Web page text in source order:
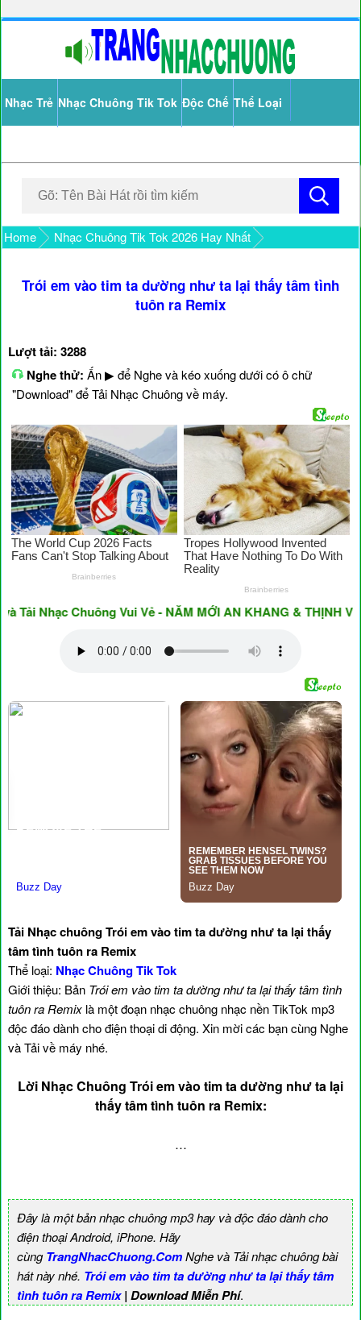
Nhạc Trẻ Nhạc Chuông Tik Tok Độc Chế Thể Loại
Home Nhạc Chuông Tik Tok 2026 Hay Nhất
Trói em vào tim ta dường như ta lại thấy tâm tình
tuôn ra Remix
Lượt tải: 3288
Nghe thử: Ấn ▶ để Nghe và kéo xuống dưới có ô chữ
"Download" để Tải Nhạc Chuông về máy.
Nhạc Chuông Vui Vẻ - NĂM MỚI AN KHANG & THỊNH
Tải Nhạc chuông Trói em vào tim ta dường như ta lại thấy
tâm tình tuôn ra Remix
Thể loại: Nhạc Chuông Tik Tok
Giới thiệu: Bản Trói em vào tim ta dường như ta lại thấy tâm tình
tuôn ra Remix là một đoạn nhạc chuông nhạc nền TikTok mp3
độc đáo dành cho điện thoại di động. Xin mời các bạn cùng Nghe
và Tải về máy nhé.
Lời Nhạc Chuông Trói em vào tim ta dường như ta lại
thấy tâm tình tuôn ra Remix:
…
Đây là một bản nhạc chuông mp3 hay và độc đáo dành cho
điện thoại Android, iPhone. Hãy
cùngTrangNhacChuong.ComNghe và Tải nhạc chuông bài
hát này nhé. Trói em vào tim ta dường như ta lại thấy tâm
tình tuôn ra Remix| Download Miễn Phí.